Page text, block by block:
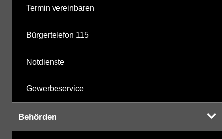
Termin vereinbaren
Bürgertelefon 115
Notdienste
Gewerbeservice
Behörden